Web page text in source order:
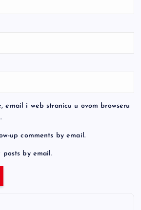
email i web stranicu u ovom browseru
up comments by email.
by email.